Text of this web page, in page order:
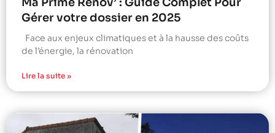
Ma Prime Rénov’ : Guide Complet Pour
Gérer votre dossier en 2025
Face aux enjeux climatiques et à la hausse des coûts
de l’énergie, la rénovation
Lire la suite »